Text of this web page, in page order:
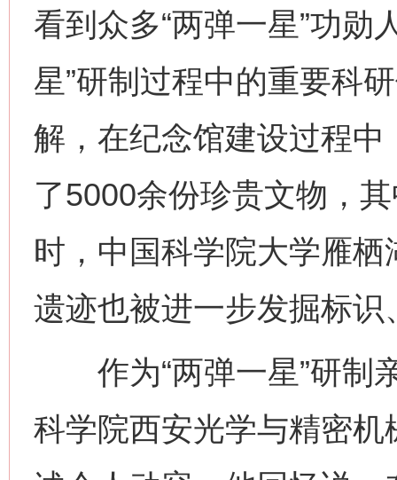
看到众多“两弹一星”功勋
星”研制过程中的重要科
解，在纪念馆建设过程
了5000余份珍贵文物，
时，中国科学院大学雁栖
遗迹也被进一步发掘标
作为“两弹一星”研制
科学院西安光学与精密